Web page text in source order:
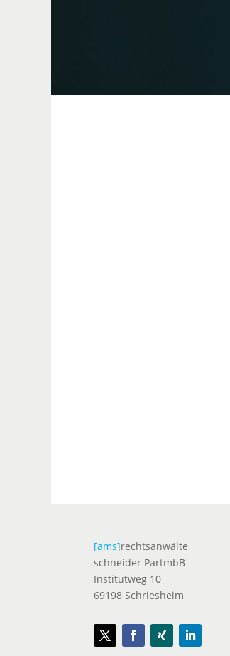
[ams]rechtsanwälte
schneider PartmbB
Institutweg 10
69198 Schriesheim